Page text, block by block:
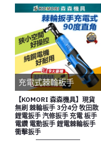
充電式棘輪板手
【KOMORI 森森機具】現貨
無刷 棘輪板手 3分4分 牧田款
鋰電扳手 汽修扳手 充電 板手
電鑽 電動扳手 鋰電棘輪板手
衝擊扳手